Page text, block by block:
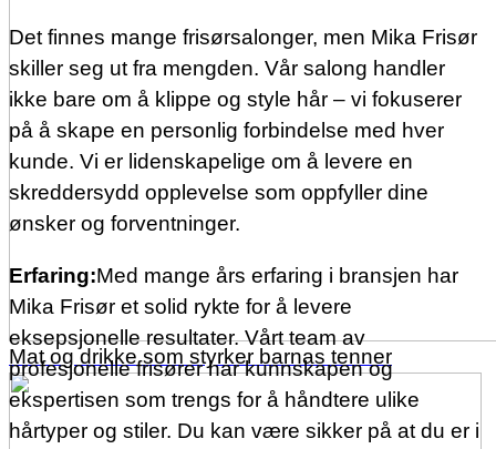
Mat og drikke som styrker barnas tenner
Det finnes mange frisørsalonger, men Mika Frisør
skiller seg ut fra mengden. Vår salong handler
ikke bare om å klippe og style hår – vi fokuserer
på å skape en personlig forbindelse med hver
kunde. Vi er lidenskapelige om å levere en
skreddersydd opplevelse som oppfyller dine
ønsker og forventninger.
Erfaring:Med mange års erfaring i bransjen har
Mika Frisør et solid rykte for å levere
eksepsjonelle resultater. Vårt team av
profesjonelle frisører har kunnskapen og
ekspertisen som trengs for å håndtere ulike
hårtyper og stiler. Du kan være sikker på at du er i